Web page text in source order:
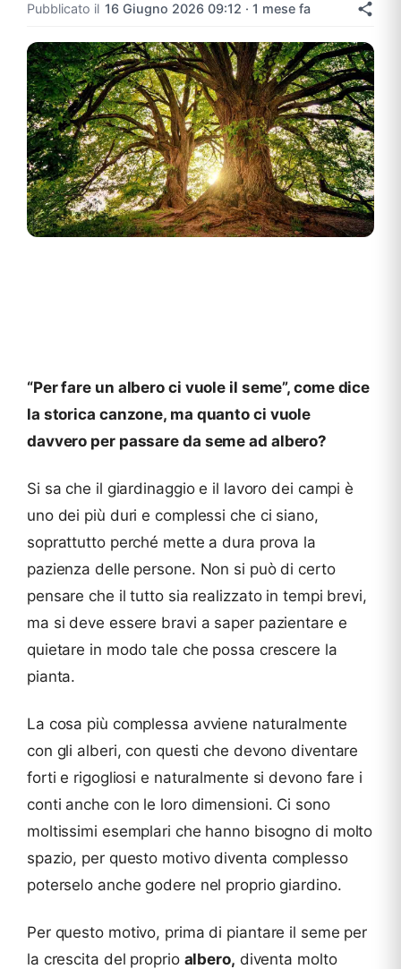
Pubblicato il 16 Giugno 2026 09:12 · 1 mese fa
“Per fare un albero ci vuole il seme”, come dice
la storica canzone, ma quanto ci vuole
davvero per passare da seme ad albero?
Si sa che il giardinaggio e il lavoro dei campi è
uno dei più duri e complessi che ci siano,
soprattutto perché mette a dura prova la
pazienza delle persone. Non si può di certo
pensare che il tutto sia realizzato in tempi brevi,
ma si deve essere bravi a saper pazientare e
quietare in modo tale che possa crescere la
pianta.
La cosa più complessa avviene naturalmente
con gli alberi, con questi che devono diventare
forti e rigogliosi e naturalmente si devono fare i
conti anche con le loro dimensioni. Ci sono
moltissimi esemplari che hanno bisogno di molto
spazio, per questo motivo diventa complesso
poterselo anche godere nel proprio giardino.
Per questo motivo, prima di piantare il seme per
la crescita del proprio albero, diventa molto